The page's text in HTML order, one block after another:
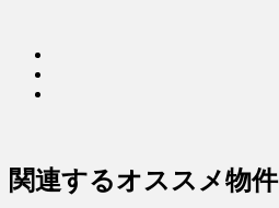
関連するオススメ物件